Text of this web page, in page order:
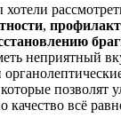
,
неприятный
позволят
качество всё